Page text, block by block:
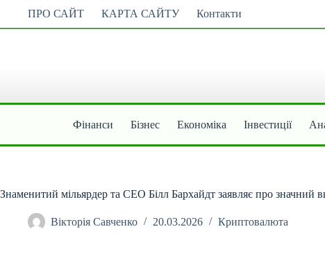
вмісту
ПРО САЙТ КАРТА САЙТУ Контакти
Фінанси Бізнес Економіка Інвестиції
Знаменитий мільярдер та CEO Білл Бархайдт заявляє про значний
Вікторія Савченко 20.03.2026 Криптовалюта